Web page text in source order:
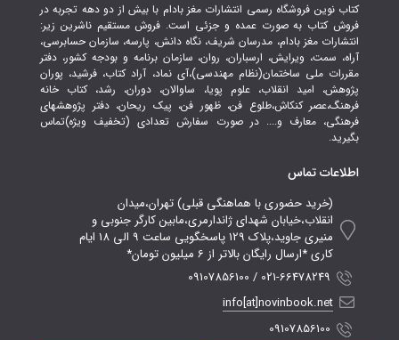
کتاب نوین فروشگاه رسمی انتشارات مغز بادام با بیش از دو دهه تجربه در
فروش کتاب به صورت عمده و جزئی است. فروش مستقیم ناشرین زیر:
انتشارات مغز بادام، مدرسان شریف، نگاه دانش، پارسه، سازمان حسابرسی،
آراه، سمت، ویرایش، ارسباران، روان، سازمان برنامه و بودجه کشور، دفتر
مقررات ملی ساختمان(نظام مهندسی)،آی نماد، آراد کتاب، فرشید، پوران
پژوهش، امید انقلاب، علوم پویا، ساوالان، دوران، رشد، کتاب خانه
فرهنگ،عصر کنکاش،طلوع فن، ظهور فن، پیک ریحان، دفتر پژوهشهای
فرهنگی، معارف و.... در صورت سفارش تعدادی (تخفیف ویژه)تماس
بگیرید.
اطلاعات تماس
(خرید حضوری با هماهنگی قبلی) تهران،میدان
انقلاب،خیابان شهدای ژاندارمری،مابین کارگر جنوبی و
منیری جاوید،پلاک 129 پاسخگویی ساعت 9 الی 18 ایام
کاری *ارسال رایگان بالاتر از 6 میلیون تومان*
021-66478249 / 09107856100
info[at]novinbook.net
09107856100